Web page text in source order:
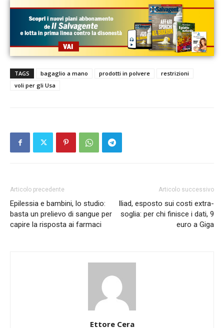
TAGS bagaglio a mano prodotti in polvere
restrizioni
voli per gli Usa
Articolo precedente
Epilessia e bambini, lo studio:
basta un prelievo di sangue per
capire la risposta ai farmaci
Articolo successivo
Iliad, esposto sui costi extra-
soglia: per chi finisce i dati, 9
euro a Giga
Ettore Cera